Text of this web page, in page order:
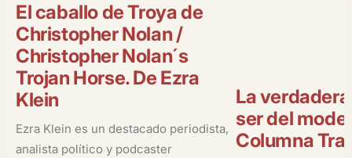
El caballo de Troya de
Christopher Nolan /
Christopher Nolan´s
Trojan Horse. De Ezra
Klein
Ezra Klein es un destacado periodista,
analista político y podcaster
La
ser del
Columna